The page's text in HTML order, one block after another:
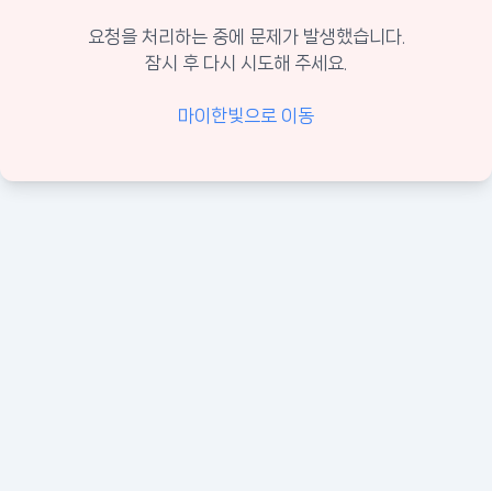
요청을 처리하는 중에 문제가 발생했습니다.
잠시 후 다시 시도해 주세요.
마이한빛으로 이동